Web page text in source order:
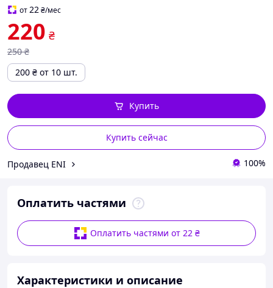
от22₴/мес
220 ₴
250 ₴
200 ₴ от 10 шт.
Купить сейчас
Купить
Продавец ENI 100%
Оплатить частями
Оплатить частями от 22 ₴
Характеристики и описание